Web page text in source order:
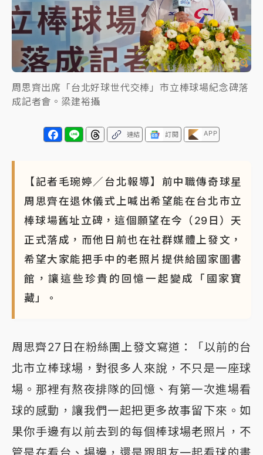
周六起展出延長至晚上7時
台東農業處長涉圖利渡假村！東檢抗告成功 今重開羈
押庭
父親節泡湯了！中颱白海豚雨彈轟3天 「紅到發紫」降
雨熱區曝
周思齊出席「台北好球世代交棒」市立棒球場紀念碑落
成記者會。梁建裕攝
連結 訂閱 APP
【記者毛琬婷／台北報導】前中職傳奇球星
周思齊在退休儀式上喊出希望能在台北市立
棒球場舊址立碑，這個願望在今（29日）天
正式落成，而他日前也在社群媒體上發文，
希望大家能把手中的老照片提供給國家圖書
館，讓這些珍貴的回憶一起變成「國家寶
藏」。
周思齊27日在粉絲團上發文寫道：「以前的台
北市立棒球場，對很多人來說，不只是一座球
場。那裡有熬夜排隊的回憶、有第一次進場看
球的感動，讓我們一起把更多故事留下來。如
果你手邊有以前去到的每個棒球場老照片，不